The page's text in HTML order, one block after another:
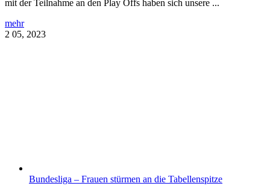
mit der Teilnahme an den Play Offs haben sich unsere ...
mehr
2 05, 2023
Bundesliga – Frauen stürmen an die Tabellenspitze